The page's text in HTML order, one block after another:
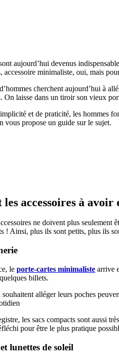
aujourd’hui devenus
accessoire minimaliste, oui, mais
cherchent aujourd’hui à
On laisse dans un tiroir son vieux
et de praticité, les hommes
vous propose un guide sur le sujet.
les accessoires à avoir
ne doivent plus seulement
! Ainsi, plus ils sont petits, plus ils
le porte-cartes minimaliste arrive
billets.
alléger leurs poches
les sacs compacts sont aussi
pour être le plus pratique
lunettes de soleil